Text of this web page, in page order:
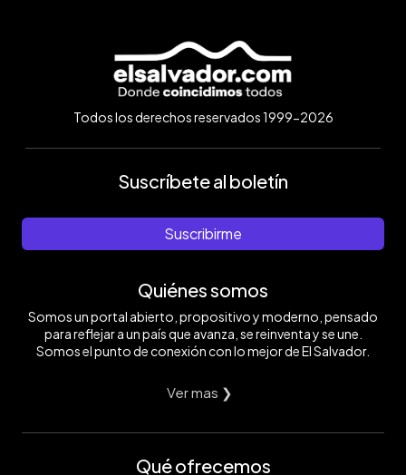
Todos los derechos reservados 1999-2026
Suscríbete al boletín
Suscribirme
Quiénes somos
Somos un portal abierto, propositivo y moderno, pensado
para reflejar a un país que avanza, se reinventa y se une.
Somos el punto de conexión con lo mejor de El Salvador.
Ver mas ❯
Qué ofrecemos